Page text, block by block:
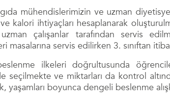
mühendislerimizin ve uzman
kalori ihtiyaçları hesaplanarak
çalışanlar tarafından servis
masalarına servis edilirken 3. sınıftan
ilkeleri doğrultusunda
ve miktarları da kontrol
yaşamları boyunca dengeli beslenme